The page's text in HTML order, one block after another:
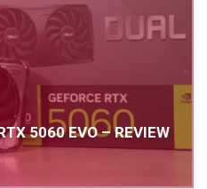
5060 EVO – REVIEW